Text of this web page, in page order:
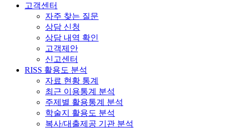
고객센터
자주 찾는 질문
상담 신청
상담 내역 확인
고객제안
신고센터
RISS 활용도 분석
자료 현황 통계
최근 이용통계 분석
주제별 활용통계 분석
학술지 활용도 분석
복사/대출제공 기관 분석